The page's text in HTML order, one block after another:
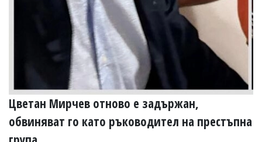
Цветан Мирчев отново е задържан,
обвиняват го като ръководител на престъпна